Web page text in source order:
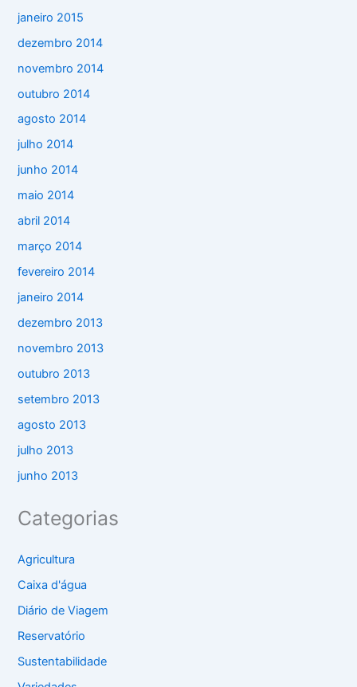
janeiro 2015
dezembro 2014
novembro 2014
outubro 2014
agosto 2014
julho 2014
junho 2014
maio 2014
abril 2014
março 2014
fevereiro 2014
janeiro 2014
dezembro 2013
novembro 2013
outubro 2013
setembro 2013
agosto 2013
julho 2013
junho 2013
Categorias
Agricultura
Caixa d'água
Diário de Viagem
Reservatório
Sustentabilidade